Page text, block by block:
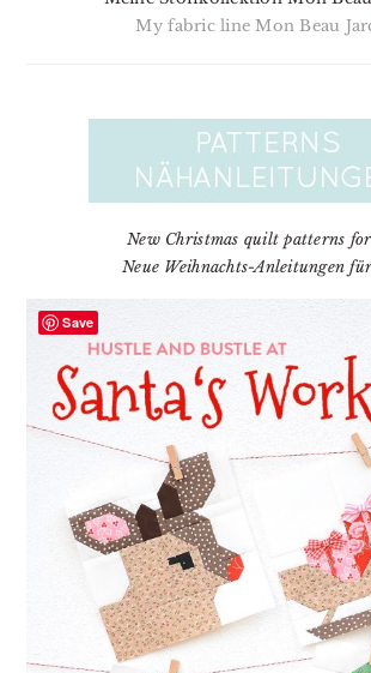
My fabric line Mon Beau
New Christmas quilt patterns
Neue Weihnachts-Anleitungen
Save